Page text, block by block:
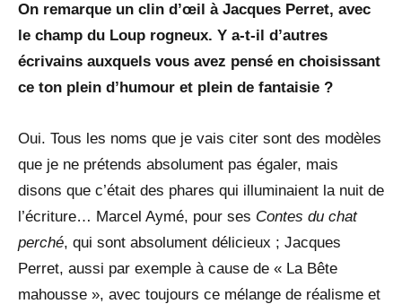
On remarque un clin d’œil à Jacques Perret, avec
le champ du Loup rogneux. Y a-t-il d’autres
écrivains auxquels vous avez pensé en choisissant
ce ton plein d’humour et plein de fantaisie ?
Oui. Tous les noms que je vais citer sont des modèles
que je ne prétends absolument pas égaler, mais
disons que c’était des phares qui illuminaient la nuit de
l’écriture… Marcel Aymé, pour ses Contes du chat
perché, qui sont absolument délicieux ; Jacques
Perret, aussi par exemple à cause de « La Bête
mahousse », avec toujours ce mélange de réalisme et